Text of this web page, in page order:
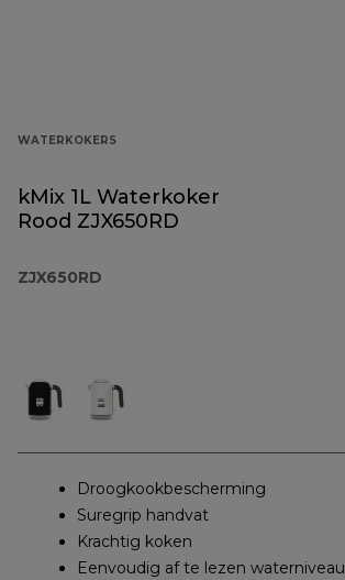
WATERKOKERS
kMix 1L Waterkoker
Rood ZJX650RD
ZJX650RD
Droogkookbescherming
Suregrip handvat
Krachtig koken
Eenvoudig af te lezen waterniveau